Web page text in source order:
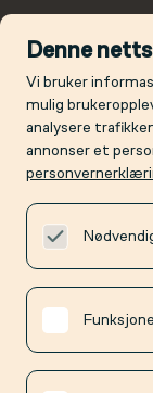
Denne
Vi bruker
mulig
analysere
annonser et